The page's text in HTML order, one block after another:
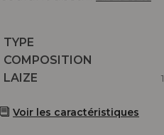
Caractéristiques
TYPE
Caractéristiques
COMPOSITION
Caractéristiques
LAIZE
Voir les caractéristiques